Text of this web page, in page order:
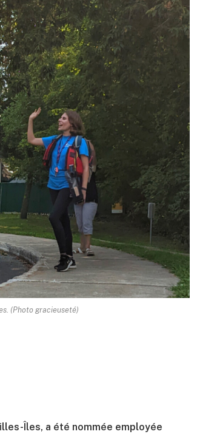
(Photo gracieuseté)
Îles, a été nommée employée